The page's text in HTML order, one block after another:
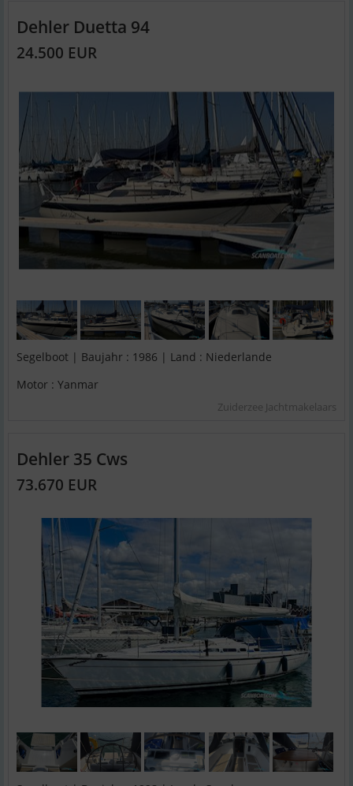
Dehler Duetta 94
24.500 EUR
Segelboot | Baujahr : 1986 | Land : Niederlande
Motor : Yanmar
Zuiderzee Jachtmakelaars
Dehler 35 Cws
73.670 EUR